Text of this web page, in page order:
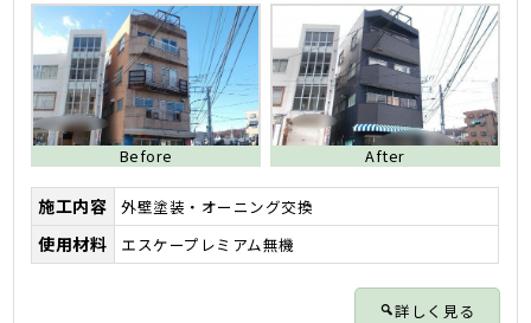
Before After
施工内容 外壁塗装・オーニング交換
使用材料 エスケープレミアム無機
詳しく見る